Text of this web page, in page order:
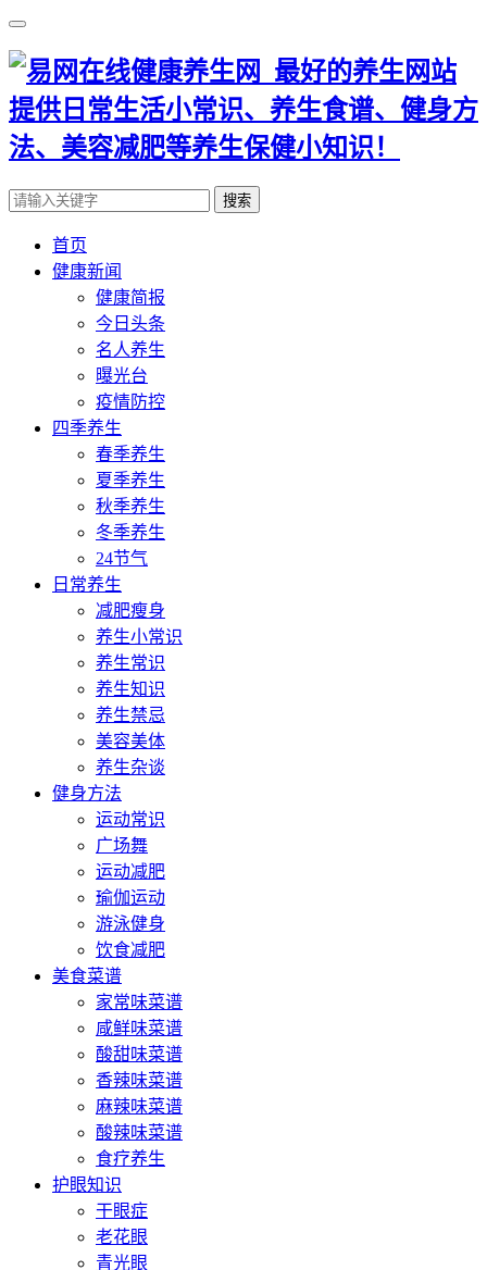
搜索
首页
健康新闻
健康简报
今日头条
名人养生
曝光台
疫情防控
四季养生
春季养生
夏季养生
秋季养生
冬季养生
24节气
日常养生
减肥瘦身
养生小常识
养生常识
养生知识
养生禁忌
美容美体
养生杂谈
健身方法
运动常识
广场舞
运动减肥
瑜伽运动
游泳健身
饮食减肥
美食菜谱
家常味菜谱
咸鲜味菜谱
酸甜味菜谱
香辣味菜谱
麻辣味菜谱
酸辣味菜谱
食疗养生
护眼知识
干眼症
老花眼
青光眼